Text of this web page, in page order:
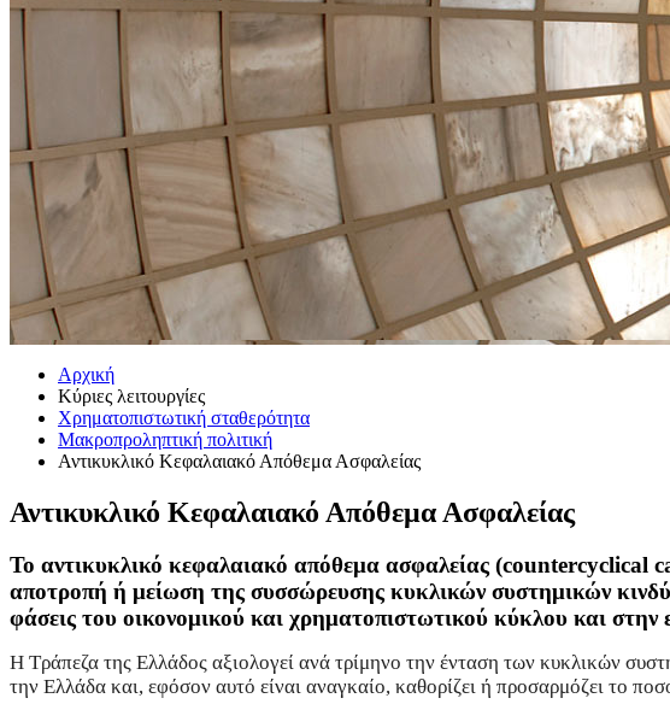
Αρχική
Κύριες λειτουργίες
Χρηματοπιστωτική σταθερότητα
Μακροπροληπτική πολιτική
Αντικυκλικό Κεφαλαιακό Απόθεμα Ασφαλείας
Αντικυκλικό Κεφαλαιακό Απόθεμα Ασφαλείας
Το αντικυκλικό κεφαλαιακό απόθεμα ασφαλείας (countercyclical
αποτροπή ή μείωση της συσσώρευσης κυκλικών συστημικών
φάσεις του οικονομικού και χρηματοπιστωτικού κύκλου και στην
Η Τράπεζα της Ελλάδος αξιολογεί ανά τρίμηνο την ένταση των κυκλικών
την Ελλάδα και, εφόσον αυτό είναι αναγκαίο, καθορίζει ή προσαρμόζει το